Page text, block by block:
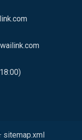
sitemap.xml